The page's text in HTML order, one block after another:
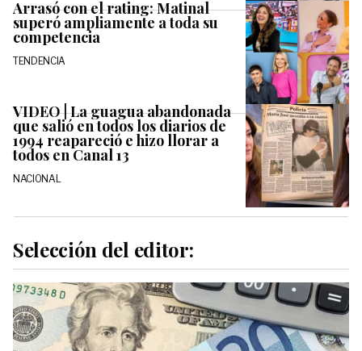
Arrasó con el rating: Matinal
superó ampliamente a toda su
competencia
TENDENCIA
VIDEO | La guagua abandonada
que salió en todos los diarios de
1994 reapareció e hizo llorar a
todos en Canal 13
NACIONAL
Selección del editor: